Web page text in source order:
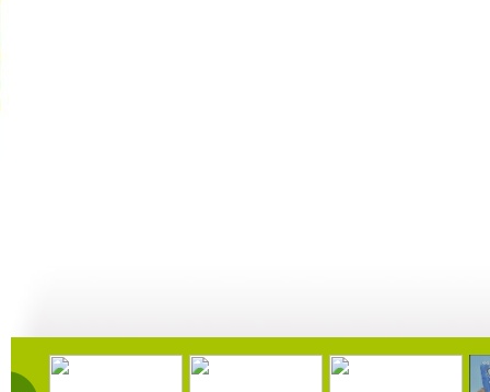
02:33 02:17 01:49